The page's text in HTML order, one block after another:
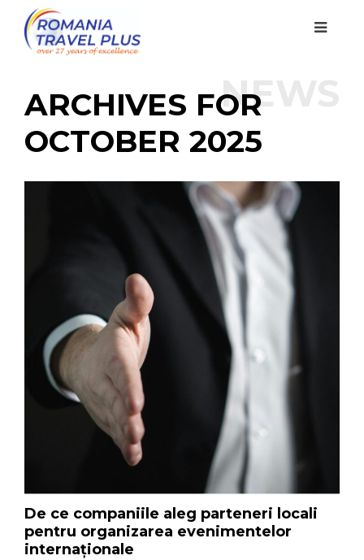
NEWS
ARCHIVES FOR
OCTOBER 2025
De ce companiile aleg parteneri locali
pentru organizarea evenimentelor
internaționale